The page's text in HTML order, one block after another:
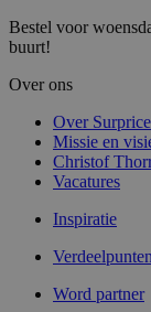
Bestel voor
buurt!
Over ons
Over Surprice
Missie en
Christof
Vacatures
Inspiratie
Verdeelpunten
Word partner